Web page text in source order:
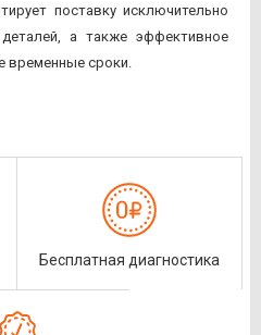
поставку исключительно
а также эффективное
сроки.
Бесплатная диагностика